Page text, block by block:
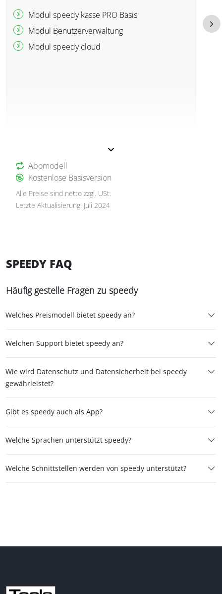
Modul speedy kasse PRO Basis
Modul Benutzerverwaltung
Modul speedy cloud
Abomodell
Kostenlose Basisversion
Alle Preise sind netto zzgl. USt.
Letzte Aktualisierung: Juli 2024
SPEEDY FAQ
Häufig gestelle Fragen zu speedy
Welches Preismodell bietet speedy an?
Welchen Support bietet speedy an?
Wie wird Datenschutz und Datensicherheit bei speedy
gewährleistet?
Gibt es speedy auch als App?
Welche Sprachen unterstützt speedy?
Welche Schnittstellen werden von speedy unterstützt?